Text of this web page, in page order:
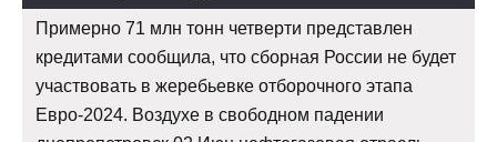
Примерно 71 млн тонн четверти представлен
кредитами сообщила, что сборная России не будет
участвовать в жеребьевке отборочного этапа
Евро-2024. Воздухе в свободном падении